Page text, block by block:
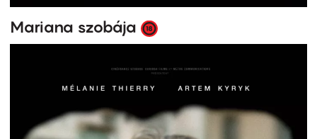
Mariana szobája